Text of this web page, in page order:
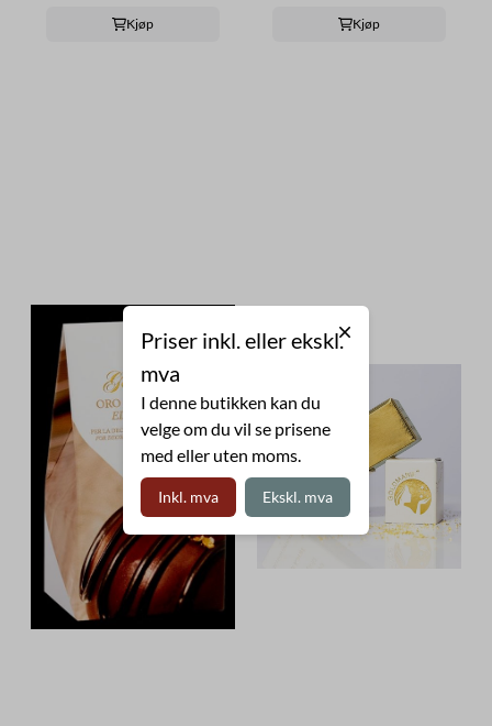
Kjøp Kjøp
Priser inkl. eller ekskl.
mva
I denne butikken kan du
velge om du vil se prisene
med eller uten moms.
Inkl. mva Ekskl. mva